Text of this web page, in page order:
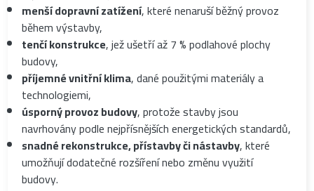
menší dopravní zatížení, které nenaruší běžný provoz
během výstavby,
tenčí konstrukce, jež ušetří až 7 % podlahové plochy
budovy,
příjemné vnitřní klima, dané použitými materiály a
technologiemi,
úsporný provoz budovy, protože stavby jsou
navrhovány podle nejpřísnějších energetických standardů,
snadné rekonstrukce, přístavby či nástavby, které
umožňují dodatečné rozšíření nebo změnu využití
budovy.